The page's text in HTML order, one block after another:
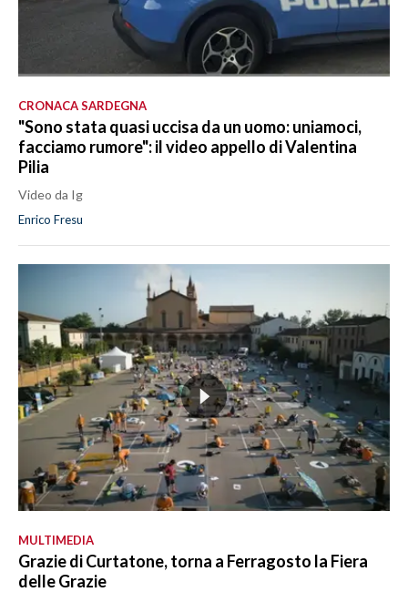
CRONACA SARDEGNA
"Sono stata quasi uccisa da un uomo: uniamoci,
facciamo rumore": il video appello di Valentina
Pilia
Video da Ig
Enrico Fresu
MULTIMEDIA
Grazie di Curtatone, torna a Ferragosto la Fiera
delle Grazie